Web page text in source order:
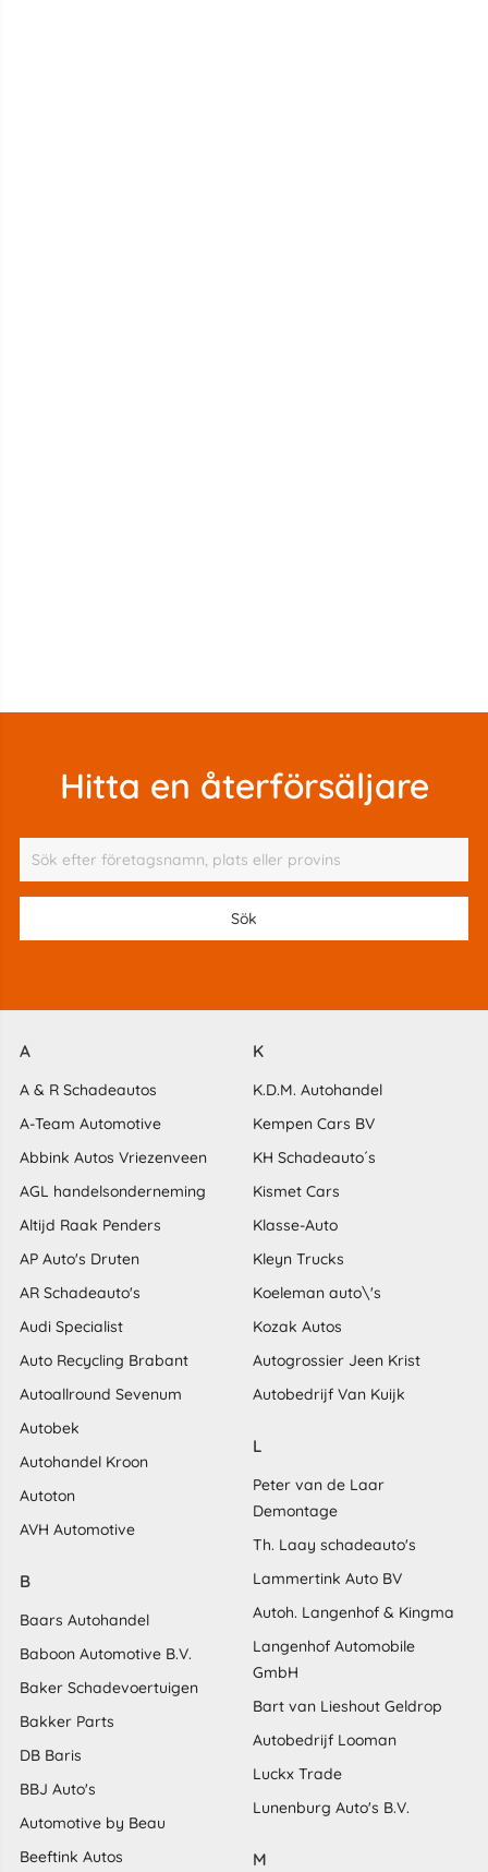
Hitta en återförsäljare
A
A & R Schadeautos
A-Team Automotive
Abbink Autos Vriezenveen
AGL handelsonderneming
Altijd Raak Penders
AP Auto's Druten
AR Schadeauto's
Audi Specialist
Auto Recycling Brabant
Autoallround Sevenum
Autobek
Autohandel Kroon
Autoton
AVH Automotive
B
Baars Autohandel
Baboon Automotive B.V.
Baker Schadevoertuigen
Bakker Parts
DB Baris
BBJ Auto's
Automotive by Beau
Beeftink Autos
K
K.D.M. Autohandel
Kempen Cars BV
KH Schadeauto´s
Kismet Cars
Klasse-Auto
Kleyn Trucks
Koeleman auto\'s
Kozak Autos
Autogrossier Jeen Krist
Autobedrijf Van Kuijk
L
Peter van de Laar
Demontage
Th. Laay schadeauto's
Lammertink Auto BV
Autoh. Langenhof & Kingma
Langenhof Automobile
GmbH
Bart van Lieshout Geldrop
Autobedrijf Looman
Luckx Trade
Lunenburg Auto's B.V.
M